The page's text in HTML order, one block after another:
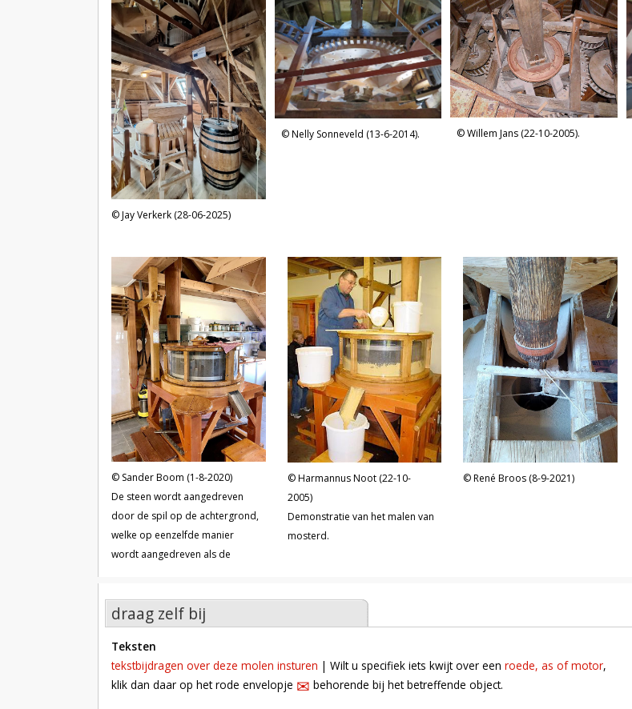
Jay Verkerk (28-06-2025)
Nelly Sonneveld (13-6-2014). Willem Jans (22-10-2005).
Sander Boom (1-8-2020)
De steen wordt aangedreven
door de spil op de achtergrond,
welke op eenzelfde manier
wordt aangedreven als de
Harmannus Noot (22-10-
2005)
Demonstratie van het malen van
mosterd.
René Broos (8-9-2021)
draag zelf bij
teksten
tekstbijdragen over deze molen insturen | Wilt u specifiek iets kwijt over een roede, as of motor,
klik dan daar op het rode envelopje ✉︎ behorende bij het betreffende object.